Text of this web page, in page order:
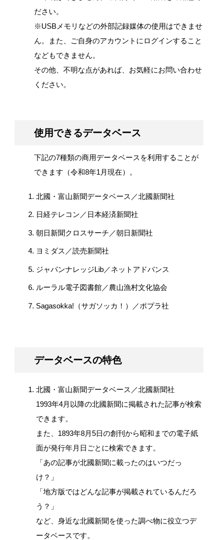
ださい。
※USBメモリなどの外部記録媒体の使用はできませ
ん。また、ご自身のアカウントにログインすること
などもできません。
その他、不明な点があれば、お気軽にお問い合わせ
ください。
使用できるデータベース
下記の7種類の商用データベースを利用することが
できます（令和8年1月現在）。
北國・富山新聞データベース／北國新聞社
日経テレコン／日本経済新聞社
朝日新聞クロスサーチ／朝日新聞社
ヨミダス／読売新聞社
ジャパンナレッジLib／ネットアドバンス
ルーラル電子図書館／農山漁村文化協会
Sagasokka!（サガソッカ！）／ポプラ社
データベースの特色
北國・富山新聞データベース／北國新聞社
1993年4月以降の北國新聞に掲載された記事が検索
できます。
また、1893年8月5日の創刊から昭和までの電子紙
面が発行年月日ごとに検索できます。
「あの記事が北國新聞に載ったのはいつだっ
け？」
「地方版ではどんな記事が掲載されているんだろ
う？」
など、身近な北國新聞を使った調べ物に役立つデ
ータベースです。